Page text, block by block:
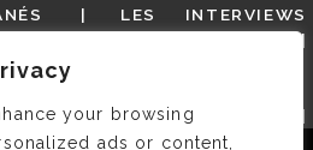
your browsing
ads or content,
LES INTERVIEWS
NON CLASSÉ
RESTAURANTS
SIOU PLAIT